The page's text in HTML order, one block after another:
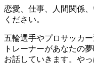
恋愛、仕事、人間関係
ください。
五輪選手やプロサッカ
トレーナーがあなたの
お話していきます。や